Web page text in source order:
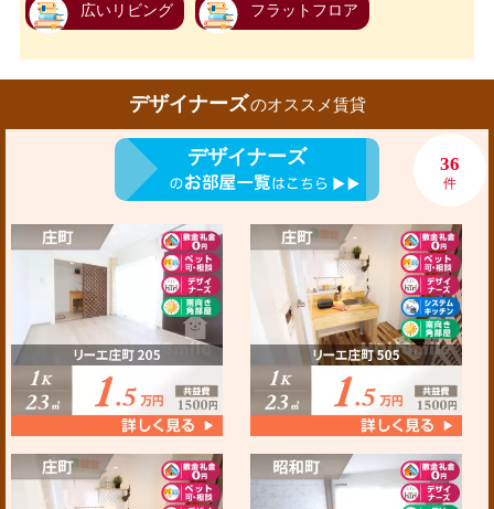
広いリビング フラットフロア
デザイナーズのオススメ賃貸
デザイナーズ 36
件